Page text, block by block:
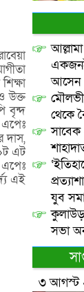
উক্ত
বৃন্দ
দাস,
এট
এই
আসেন
থেকে
সাবেক
যুব
সভা
৩ আগস্ট